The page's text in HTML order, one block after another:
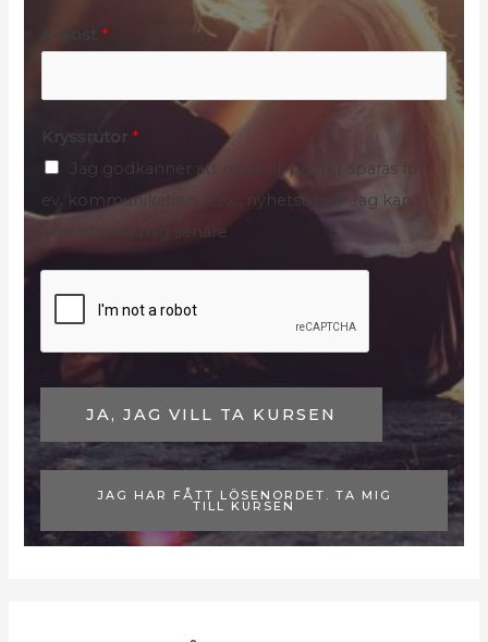
K
r
u
t
E-post *
Kryssrutor *
Jag godkänner att mina uppgifter sparas för
ev. kommunikation (t.ex., nyhetsbrev). Jag kan
avregistrera mig senare
JA, JAG VILL TA KURSEN
JAG HAR FÅTT LÖSENORDET. TA MIG
TILL KURSEN